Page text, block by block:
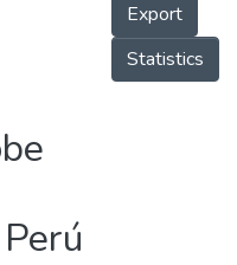
Export
Statistics